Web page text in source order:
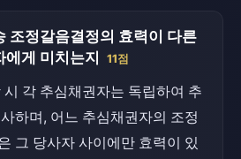
조정갈음결정의 효력이 다른
게 미치는지
11점
시 각 추심채권자는 독립하여 추
하며, 어느 추심채권자의 조정
그 당사자 사이에만 효력이 있